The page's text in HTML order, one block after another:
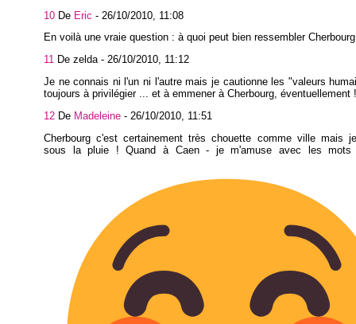
10 De Eric - 26/10/2010, 11:08
En voilà une vraie question : à quoi peut bien ressembler
11 De zelda - 26/10/2010, 11:12
Je ne connais ni l'un ni l'autre mais je cautionne les "valeurs
toujours à privilégier ... et à emmener à Cherbourg, éventuellement !
12 De Madeleine - 26/10/2010, 11:51
Cherbourg c'est certainement très chouette comme ville mais
sous la pluie ! Quand à Caen - je m'amuse avec les